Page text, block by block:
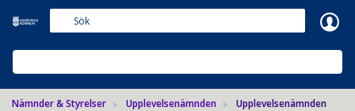
Meetings+
Nämnder & Styrelser Upplevelsenämnden Upplevelsenämnden